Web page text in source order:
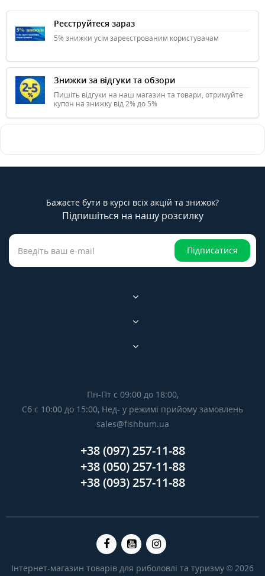
Реєструйтеся зараз
5% знижки усім зареєстрованим користувачам
Знижки за відгуки та обзори
Пишіть відгуки на наш магазин та товари, отримуйте
купон на знижку від 2% до 5%
Бажаєте бути в курсі всіх акцій та знижок?
Підпишіться на нашу розсилку
Підписатися
Пн-Пт с 09:00 до 18:00,
Сб с 10:00 до 15:00, Нед- у режимі прийому замовлень
sales@fishbum.ua
+38 (097) 257-11-88
+38 (050) 257-11-88
+38 (093) 257-11-88
Інтернет-магазин товарів для риболовлі та туризму © 2026